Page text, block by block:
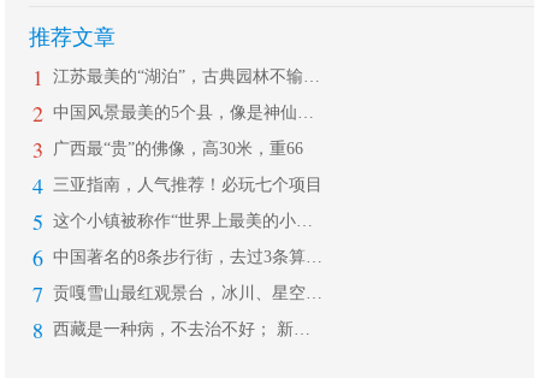
推荐文章
1 江苏最美的“湖泊”，古典园林不输苏州
2 中国风景最美的5个县，像是神仙居住的
3 广西最“贵”的佛像，高30米，重66
4 三亚指南，人气推荐！必玩七个项目
5 这个小镇被称作“世界上最美的小镇”，
6 中国著名的8条步行街，去过3条算合格
7 贡嘎雪山最红观景台，冰川、星空、云海
8 西藏是一种病，不去治不好； 新疆是一